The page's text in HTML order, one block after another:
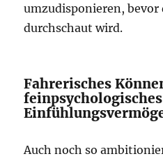
umzudisponieren,
durchschaut wird.
Fahrerisches
feinpsychologisches
Auch noch so